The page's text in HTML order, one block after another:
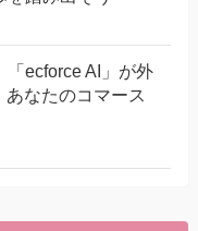
「ecforce AI」が外
なたのコマース